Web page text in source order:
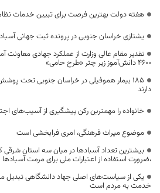
هفته دولت بهترین فرصت برای تبیین خدمات
یشتازی خراسان جنوبی در پرونده ثبت جهانی
تقدیر مقام عالی وزارت از عملکرد جهادی
۴۶۰۰ دانش‌آموز زیر چتر «طرح حامی»
۱۸۵ بیمار هموفیلی در خراسان جنوبی تحت
دارند
خانواده را مهمترین رکن پیشگیری از آسیب‌های
موضوع میراث فرهنگی، امری فرابخشی است
بیشترین تعداد آسبادها در میان سه استان
،ضرورت استفاده از اعتبارات ملی برای مرمت آسبادها
یکی از سیاست‌های اصلی جهاد دانشگاهی تبدیل
خدمت به مردم است